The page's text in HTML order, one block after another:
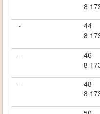
8
-
44
8
-
46
8
-
48
8